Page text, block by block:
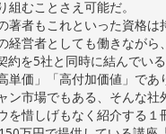
組むことさえ可能だ。
著者もこれといった資格は
経営者としても働きながら
約を5社と同時に結んでいる
単価」「高付加価値」であ
ン市場でもある、そんな社
を惜しげもなく紹介する１